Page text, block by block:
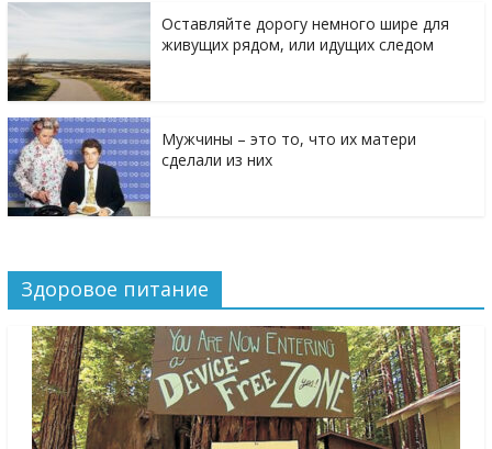
Оставляйте дорогу немного шире для
живущих рядом, или идущих следом
Мужчины – это то, что их матери
сделали из них
Здоровое питание